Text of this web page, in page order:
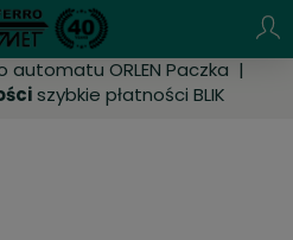
automatu ORLEN Paczka |
szybkie płatności BLIK